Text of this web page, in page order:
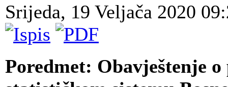
Srijeda, 19 Veljača 2020
Poredmet: Obavještenje